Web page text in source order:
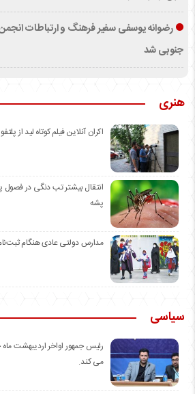
رضوانه یوسفی سفیر فرهنگ و ارتباطات
جنوبی شد
هنری
اکران آنلاین فیلم کوتاه لید از
انتقال بیشتر تب دنگی در فصول
پشه
مدارس دولتی عادی هنگام
سیاسی
رئیس جمهور اواخر اردیبهشت
می کند.